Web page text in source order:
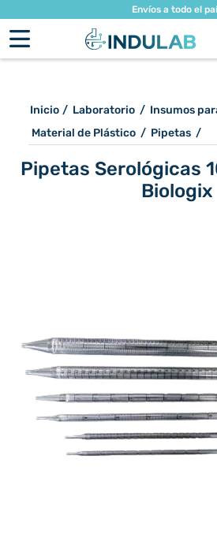
Envíos a todo el
Inicio / Laboratorio / Insumos
Material de Plástico / Pipetas /
Pipetas Serológicas
Biologix